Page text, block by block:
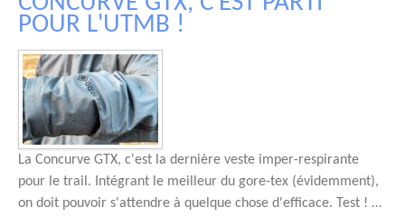
POUR L'UTMB !
La Concurve GTX, c'est la dernière veste imper-respirante
pour le trail. Intégrant le meilleur du gore-tex (évidemment),
on doit pouvoir s'attendre à quelque chose d'efficace. Test ! …